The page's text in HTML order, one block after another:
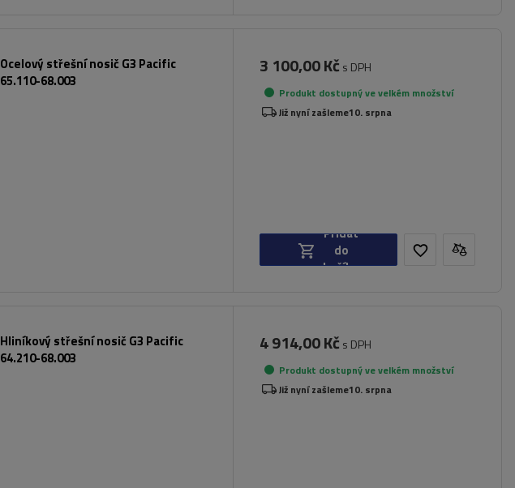
Ocelový střešní nosič G3 Pacific
65.110-68.003
3 100,00 Kč s DPH
Produkt dostupný ve velkém množství
Již nyní zašleme10. srpna
Přidat
do
košíku
Hliníkový střešní nosič G3 Pacific
64.210-68.003
4 914,00 Kč s DPH
Produkt dostupný ve velkém množství
Již nyní zašleme10. srpna